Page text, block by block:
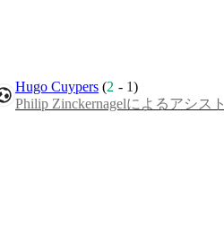
Hugo Cuypers (2 - 1)
Philip Zinckernagelによるアシスト